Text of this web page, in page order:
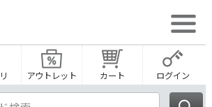
アウトレット カート ログイン